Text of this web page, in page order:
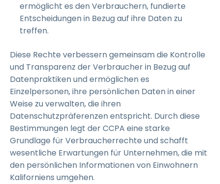
ermöglicht es den Verbrauchern, fundierte
Entscheidungen in Bezug auf ihre Daten zu
treffen.
Diese Rechte verbessern gemeinsam die Kontrolle
und Transparenz der Verbraucher in Bezug auf
Datenpraktiken und ermöglichen es
Einzelpersonen, ihre persönlichen Daten in einer
Weise zu verwalten, die ihren
Datenschutzpräferenzen entspricht. Durch diese
Bestimmungen legt der CCPA eine starke
Grundlage für Verbraucherrechte und schafft
wesentliche Erwartungen für Unternehmen, die mit
den persönlichen Informationen von Einwohnern
Kaliforniens umgehen.